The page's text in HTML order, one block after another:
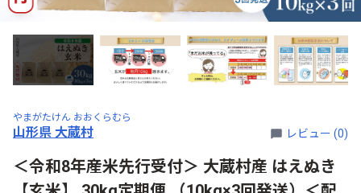
やまがたけん おおくらむら
山形県 大蔵村 レビュー (0)
＜令和8年産米先行受付＞ 大蔵村産 はえぬき